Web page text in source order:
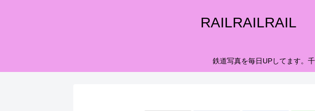
RAILRAILRAIL
鉄道写真を毎日UPしてます。